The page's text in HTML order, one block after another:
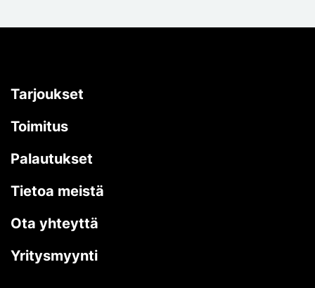
Tarjoukset
Toimitus
Palautukset
Tietoa meistä
Ota yhteyttä
Yritysmyynti